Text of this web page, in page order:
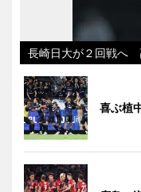
長崎日大が２回戦へ
喜ぶ植